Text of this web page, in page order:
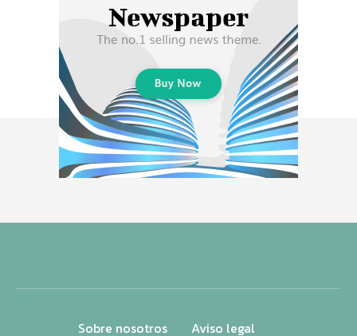
Sobre nosotros Aviso legal